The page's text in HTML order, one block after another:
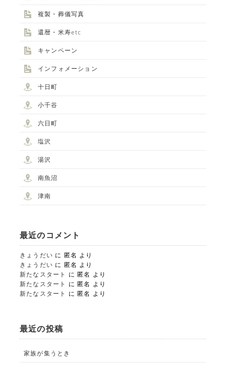
STUDIO事業部
PHOTO STUDIO KANEKO
LINE
複製・葬儀写真
還暦・米寿etc
キャンペーン
インフォメーション
十日町
小千谷
六日町
塩沢
湯沢
南魚沼
津南
最近のコメント
きょうだい に 匿名 より
きょうだい に 匿名 より
新たなスタート
に匿名
より
新たなスタート
に匿名
より
新たなスタート
に匿名 より
最近の投稿
家族が集うとき